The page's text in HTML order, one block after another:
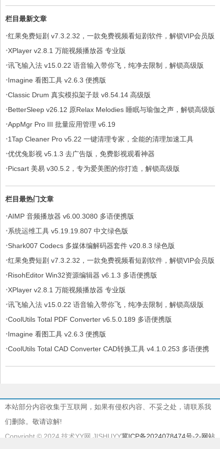
栏目最新文章
·红果免费短剧 v7.3.2.32，一款免费视频看短剧软件，解锁VIP会员版
·XPlayer v2.8.1 万能视频播放器 专业版
·讯飞输入法 v15.0.22 语音输入带你飞，纯净去限制，解锁高级版
·Imagine 看图工具 v2.6.3 便携版
·Classic Drum 真实模拟架子鼓 v8.54.14 高级版
·BetterSleep v26.12 原Relax Melodies 睡眠与瑜伽之声，解锁高级版
·AppMgr Pro III 批量应用管理 v6.19
·1Tap Cleaner Pro v5.22 一键清理专家，全能的清理加速工具
·优优兔影视 v5.1.3 去广告版，免费影视观看神器
·Picsart 美易 v30.5.2，专为爱美图的你打造，解锁高级版
栏目最热门文章
·AIMP 音频播放器 v6.00.3080 多语便携版
·系统运维工具 v5.19.19.807 中文绿色版
·Shark007 Codecs 多媒体编解码器套件 v20.8.3 绿色版
·红果免费短剧 v7.3.2.32，一款免费视频看短剧软件，解锁VIP会员版
·RisohEditor Win32资源编辑器 v6.1.3 多语便携版
·XPlayer v2.8.1 万能视频播放器 专业版
·讯飞输入法 v15.0.22 语音输入带你飞，纯净去限制，解锁高级版
·CoolUtils Total PDF Converter v6.5.0.189 多语便携版
·Imagine 看图工具 v2.6.3 便携版
·CoolUtils Total CAD Converter CAD转换工具 v4.1.0.253 多语便携
本站部分内容收集于互联网，如果有侵权内容、不妥之处，请联系我
们删除。敬请谅解!
Copyright © 2024 技术YY网 JISHUYY冀ICP备2024078474号-2-网站